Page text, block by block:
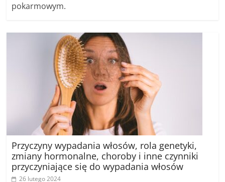
pokarmowym.
‍Przyczyny wypadania włosów, rola genetyki,
zmiany hormonalne, choroby i inne czynniki
przyczyniające się do wypadania włosów
26 lutego 2024